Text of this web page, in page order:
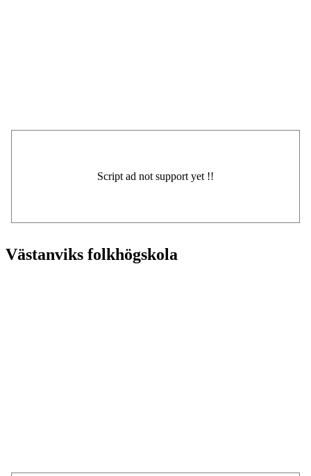
Västanviks folkhögskola